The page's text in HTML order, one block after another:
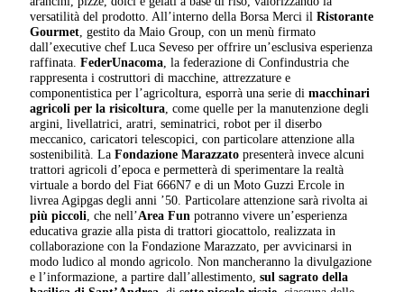
versatilità del prodotto. All’interno della Borsa Merci ilRistorante
Gourmet, gestito da Maio Group, con un menù firmato
dall’executive chef Luca Seveso per offrire un’esclusiva esperienza
raffinata.FederUnacoma, la federazione di Confindustria che
rappresenta i costruttori di macchine, attrezzature e
componentistica per l’agricoltura, esporrà una serie dimacchinari
agricoli per la risicoltura, come quelle per la manutenzione degli
argini, livellatrici, aratri, seminatrici, robot per il diserbo
meccanico, caricatori telescopici, con particolare attenzione alla
sostenibilità. LaFondazione Marazzato presenterà invece alcuni
trattori agricoli d’epoca e permetterà di sperimentare la realtà
virtuale a bordo del Fiat 666N7 e di un Moto Guzzi Ercole in
livrea Agipgas degli anni ’50. Particolare attenzione sarà rivolta ai
più piccoli, che nell’Area Fun potranno vivere un’esperienza
educativa grazie alla pista di trattori giocattolo, realizzata in
collaborazione con la Fondazione Marazzato, per avvicinarsi in
modo ludico al mondo agricolo. Non mancheranno la divulgazione
e l’informazione, a partire dall’allestimento,sul sagrato della